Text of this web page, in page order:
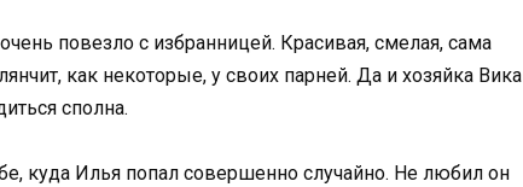
повезло с избранницей. Красивая, смелая, сама
как некоторые, у своих парней. Да и хозяйка Вика
сполна.
куда Илья попал совершенно случайно. Не любил он